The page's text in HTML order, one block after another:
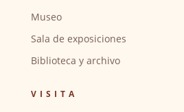
Museo
Sala de exposiciones
Biblioteca y archivo
VISITA